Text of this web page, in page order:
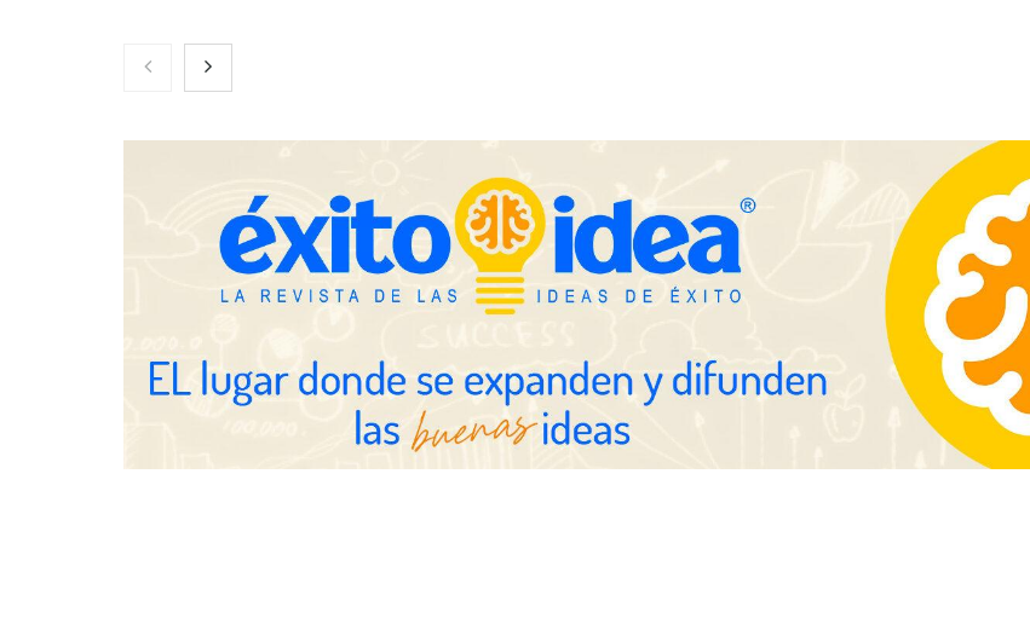
Brisas del Estrecho abastece a la
hostelería de Sevilla conectando
COSITAL valora positivamente el
nuevo modelo de colaboración
para reforzar la capacidad técnica
Última llamada: los destinos con
las mayores caídas de precios para
este agosto, según KAYAK
Millones de desplazamientos en
verano reabren el debate sobre la
seguridad en las carreteras, según
Perfumería Laura incorpora
Nasomatto a su selección de